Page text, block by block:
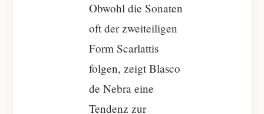
Obwohl die Sonaten
oft der zweiteiligen
Form Scarlattis
folgen, zeigt Blasco
de Nebra eine
Tendenz zur